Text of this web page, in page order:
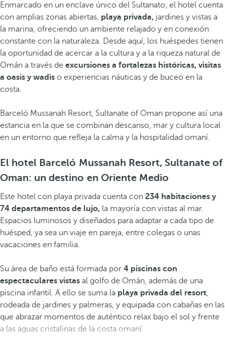
Enmarcado en un enclave único del Sultanato, el hotel cuenta
con amplias zonas abiertas, playa privada, jardines y vistas a
la marina, ofreciendo un ambiente relajado y en conexión
constante con la naturaleza. Desde aquí, los huéspedes tienen
la oportunidad de acercar a la cultura y a la riqueza natural de
Omán a través de excursiones a fortalezas históricas, visitas
a oasis y wadis o experiencias náuticas y de buceo en la
costa.
Barceló Mussanah Resort, Sultanate of Oman propone así una
estancia en la que se combinan descanso, mar y cultura local
en un entorno que refleja la calma y la hospitalidad omaní.
El hotel Barceló Mussanah Resort, Sultanate of
Oman: un destino en Oriente Medio
Este hotel con playa privada cuenta con 234 habitaciones y
74 departamentos de lujo, la mayoría con vistas al mar.
Espacios luminosos y diseñados para adaptar a cada tipo de
huésped, ya sea un viaje en pareja, entre colegas o unas
vacaciones en familia.
Su área de baño está formada por 4 piscinas con
espectaculares vistas al golfo de Omán, además de una
piscina infantil. A ello se suma la playa privada del resort,
rodeada de jardines y palmeras, y equipada con cabañas en las
que abrazar momentos de auténtico relax bajo el sol y frente
a las aguas cristalinas de la costa omaní.